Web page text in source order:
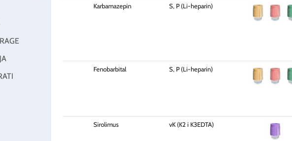
Karbamazepin S, P (Li-heparin)
Fenobarbital S, P (Li-heparin)
Sirolimus vK (K2 i K3EDTA)